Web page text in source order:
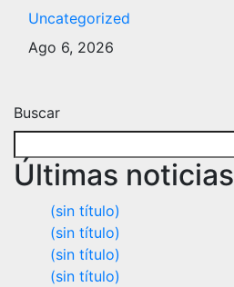
Uncategorized
Ago 6, 2026
Buscar
Últimas noticias
(sin título)
(sin título)
(sin título)
(sin título)